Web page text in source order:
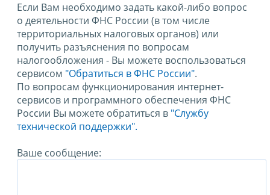
Если Вам необходимо задать какой-либо вопрос
о деятельности ФНС России (в том числе
территориальных налоговых органов) или
получить разъяснения по вопросам
налогообложения - Вы можете воспользоваться
сервисом "Обратиться в ФНС России".
По вопросам функционирования интернет-
сервисов и программного обеспечения ФНС
России Вы можете обратиться в "Службу
технической поддержки".
Ваше сообщение: